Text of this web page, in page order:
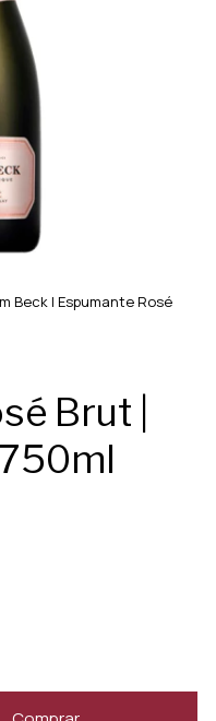
Beck | Espumante Rosé
Brut |